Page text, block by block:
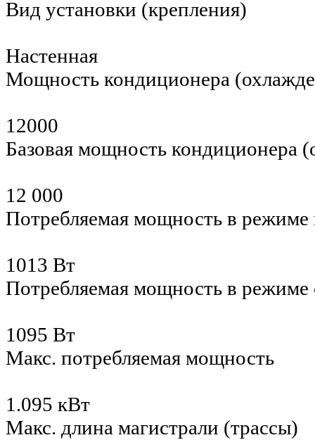
Вид установки (крепления)
Настенная
Мощность кондиционера
12000
Базовая мощность кондиционера
12 000
Потребляемая мощность в режиме
1013 Вт
Потребляемая мощность в режиме
1095 Вт
Макс. потребляемая мощность
1.095 кВт
Макс. длина магистрали (трассы)